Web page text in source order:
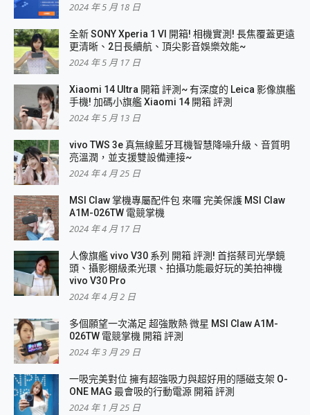
2024 年 5 月 18 日
全新 SONY Xperia 1 VI 開箱! 相機實測! 長焦覆蓋更遠
更清晰、2日長續航、頂尖影音娛樂效能~
2024 年 5 月 17 日
Xiaomi 14 Ultra 開箱 評測~ 有深度的 Leica 影像旗艦
手機! 加碼小旗艦 Xiaomi 14 開箱 評測
2024 年 5 月 13 日
vivo TWS 3e 真無線藍牙耳機智慧降噪升級、音質明
亮溫潤，並支援雙設備連接~
2024 年 4 月 25 日
MSI Claw 掌機專屬配件包 來囉 完美保護 MSI Claw
A1M-026TW 電競掌機
2024 年 4 月 17 日
人像旗艦 vivo V30 系列 開箱 評測! 首搭蔡司光學鏡
頭、攝影棚級柔光環、拍攝功能最好玩的美拍神機
vivo V30 Pro
2024 年 4 月 2 日
多個願望一次滿足 超強散熱 微星 MSI Claw A1M-
026TW 電競掌機 開箱 評測
2024 年 3 月 29 日
一吸完美對位 擁有超強吸力與超好用的隱磁支架 O-
ONE MAG 最會吸的行動電源 開箱 評測
2024 年 1 月 25 日